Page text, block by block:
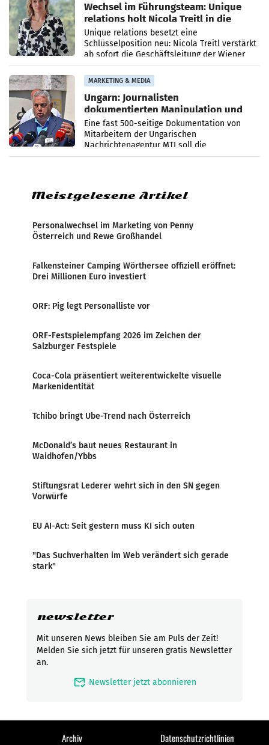
Wechsel im Führungsteam: Unique
relations holt Nicola Treitl in die
Geschäftsleitung
Unique relations besetzt eine
Schlüsselposition neu: Nicola Treitl verstärkt
ab sofort die Geschäftsleitung der Wiener
PR-Agentur an der Seite von Josef Kalina und
Anna Kalina-Mahr.
MARKETING & MEDIA
Ungarn: Journalisten
dokumentierten Manipulation und
Zensur
Eine fast 500-seitige Dokumentation von
Mitarbeitern der Ungarischen
Nachrichtenagentur MTI soll die
systematische Nachrichten-Manipulation und
Meistgelesene Artikel
Personalwechsel im Marketing von Penny
Österreich und Rewe Großhandel
Falkensteiner Camping Wörthersee offiziell eröffnet:
Drei Millionen Euro investiert
ORF: Pig legt Personalliste vor
ORF-Festspielempfang 2026 im Zeichen der
Salzburger Festspiele
Coca-Cola präsentiert weiterentwickelte visuelle
Markenidentität
Tchibo bringt Ube-Trend nach Österreich
McDonald’s baut neues Restaurant in
Waidhofen/Ybbs
Stiftungsrat Lederer wehrt sich in den SN gegen
Vorwürfe
EU AI-Act: Seit gestern muss KI sich outen
"Das Suchverhalten im Web verändert sich gerade
stark"
newsletter
Mit unseren News bleiben Sie am Puls der Zeit!
Melden Sie sich jetzt für unseren gratis Newsletter
an.
mark_email_read Newsletter jetzt abonnieren
Archiv Datenschutzrichtlinien